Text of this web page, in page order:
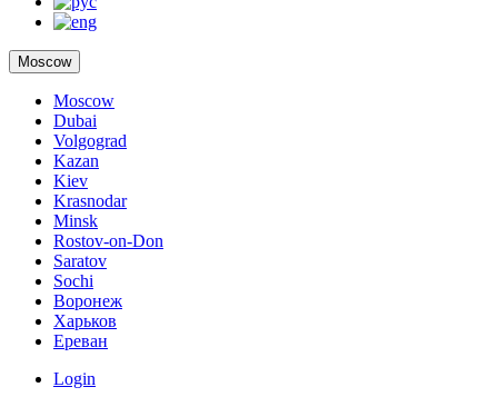
Moscow
Moscow
Dubai
Volgograd
Kazan
Kiev
Krasnodar
Minsk
Rostov-on-Don
Saratov
Sochi
Воронеж
Харьков
Ереван
Login